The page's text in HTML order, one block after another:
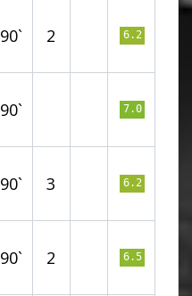
90` 2 6.2
90` 7.0
90` 3 6.2
90` 2 6.5